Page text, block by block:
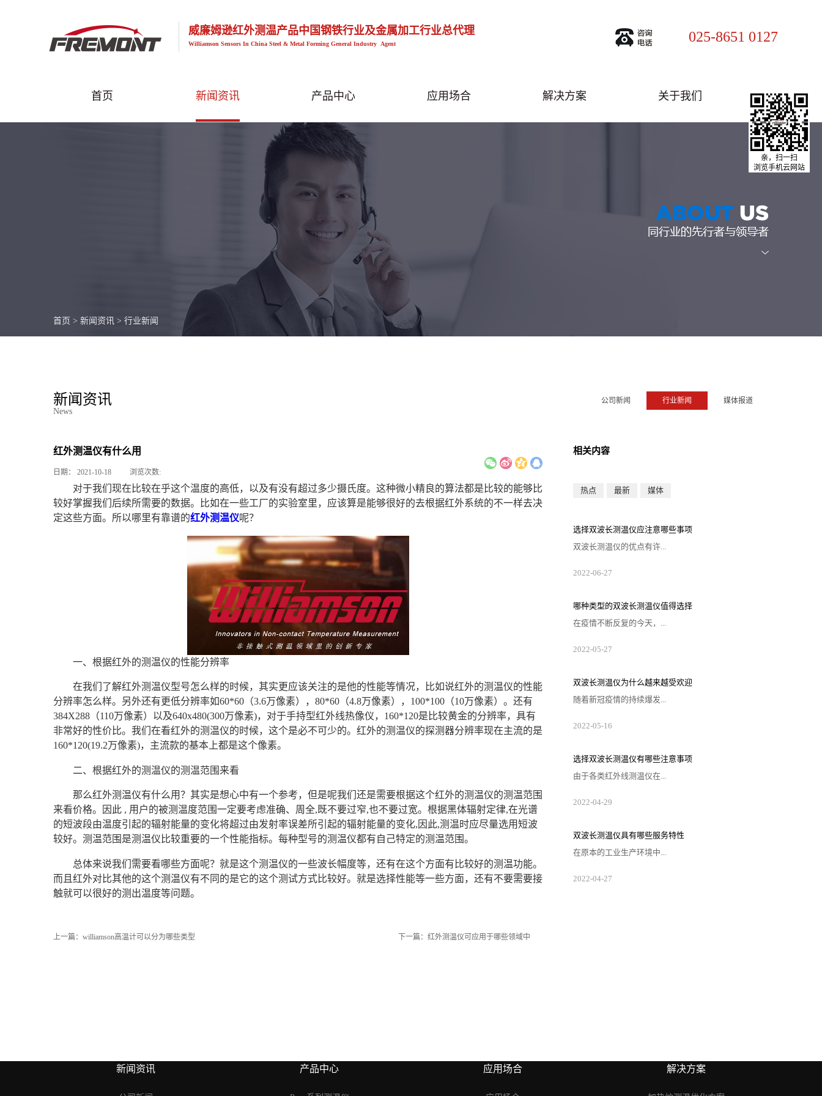
威廉姆逊红外测温产品中国钢铁行业及金属加工行业总代理
Williamson Sensors In China Steel & Metal Forming General Industry Agent 025-8651 0127
首页 新闻资讯 产品中心 应用场合 解决方案 关于我们
首页 > 新闻资讯 > 行业新闻
新闻资讯
News
公司新闻 行业新闻 媒体报道
红外测温仪有什么用
日期： 2021-10-18 浏览次数:
对于我们现在比较在乎这个温度的高低，以及有没有超过多少摄氏度。这种微小精良的算法都是比较的能够比
较好掌握我们后续所需要的数据。比如在一些工厂的实验室里，应该算是能够很好的去根据红外系统的不一样去决
定这些方面。所以哪里有靠谱的红外测温仪呢？
一、根据红外的测温仪的性能分辨率
在我们了解红外测温仪型号怎么样的时候，其实更应该关注的是他的性能等情况，比如说红外的测温仪的性能
分辨率怎么样。另外还有更低分辨率如60*60（3.6万像素），80*60（4.8万像素），100*100（10万像素）。还有
384X288（110万像素）以及640x480(300万像素)，对于手持型红外线热像仪，160*120是比较黄金的分辨率，具有
非常好的性价比。我们在看红外的测温仪的时候，这个是必不可少的。红外的测温仪的探测器分辨率现在主流的是
160*120(19.2万像素)，主流款的基本上都是这个像素。
二、根据红外的测温仪的测温范围来看
那么红外测温仪有什么用？其实是想心中有一个参考，但是呢我们还是需要根据这个红外的测温仪的测温范围
来看价格。因此 , 用户的被测温度范围一定要考虑准确、周全,既不要过窄,也不要过宽。根据黑体辐射定律,在光谱
的短波段由温度引起的辐射能量的变化将超过由发射率误差所引起的辐射能量的变化,因此,测温时应尽量选用短波
较好。测温范围是测温仪比较重要的一个性能指标。每种型号的测温仪都有自己特定的测温范围。
总体来说我们需要看哪些方面呢？就是这个测温仪的一些波长幅度等，还有在这个方面有比较好的测温功能。
而且红外对比其他的这个测温仪有不同的是它的这个测试方式比较好。就是选择性能等一些方面，还有不要需要接
触就可以很好的测出温度等问题。
上一篇： williamson高温计可以分为哪些类型 下一篇： 红外测温仪可应用于哪些领域中
相关内容
热点 最新 媒体
选择双波长测温仪应注意哪些事项
双波长测温仪的优点有许...
多，不仅仅可以测量视野内较高的温度点，也可以对一
些人们无法手动去测量温度的物品或者场景来进行测
项，那么在选择产品应该注意哪些问题，下面为大家解
析原因。1. 注意操作是否方便在选购双波长测温仪的时
候需要考虑一下产品操作的方便性，如果在一些需要快
速测量温度的场景中使用的时候过于复杂，那样...
2022-06-27
哪种类型的双波长测温仪值得选择
在疫情不断反复的今天，...
单一类型的测温手段不被市场所认可，甚至存在一些难
以快速解决的问题，故双波长测温仪便派上了用场，这
的测温仪值得被意向客户选择，结合下述内容便可大致
推断出较佳的备选对象。1、测试效果较准确的测温仪双
波长测温仪能否确保较准确的测试结果，这是客户判断
这类装置会查看的衡量标准，虽然数据不可能...
2022-05-27
双波长测温仪为什么越来越受欢迎
随着新冠疫情的持续爆发...
，不少商城、电影院、餐厅等公共场所都开始进行体温
测量。因此，对于测温仪的需求也在不断增加。双波长
干扰性强传统的单波长红外测温仪，在特定波长范围内
测量红外能量振幅。其传感器测量的是被测范围内的平
均温度，且受发射率变化、沾污的镜头和光学干扰的影
响，如果来自背景干扰热源的红外能量足够大，...
2022-05-16
选择双波长测温仪有哪些注意事项
由于各类红外线测温仪在...
波段范围的应用效果有着质的差异，需要企业在明确自
身的测温范围及高低情况来对仪器进行挑选。由此所出
好的测温仪器帮助矫正日常采集的数据。1.注意应用场
合双波长测温仪自身的组件情况相较于其他单色和单波
段的仪器更为复杂，从而需要企业对自身生存场景的空
间大小以及需求等级来对仪器进行配置。在确...
2022-04-29
双波长测温仪具有哪些服务特性
在原本的工业生产环境中...
随着光电二极管的应用要求在不断提高，使得一些有让
二极管组件产生损伤的设备被得到更新来提升产线运转
2022-04-27
新闻资讯 产品中心 应用场合 解决方案
亲，扫一扫
浏览手机云网站